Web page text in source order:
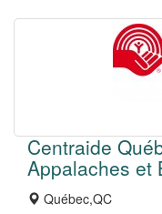
Centraide
Appalaches et
Québec,QC